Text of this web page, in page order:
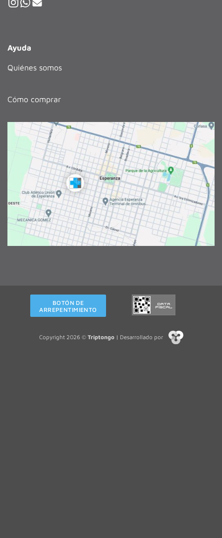
Ayuda
Quiénes somos
Cómo comprar
BOTÓN DE
ARREPENTIMIENTO
Copyright 2026 © Triptongo| Desarrollado por